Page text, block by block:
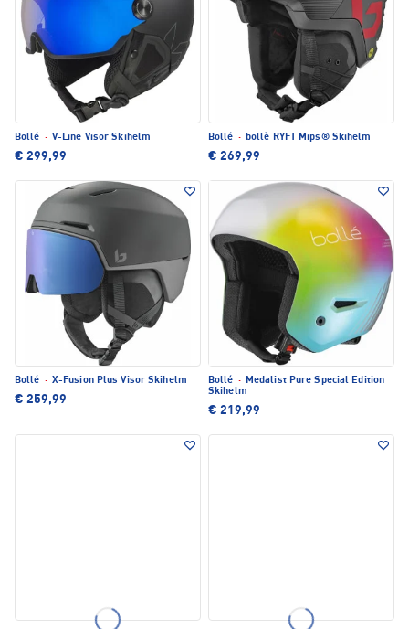
Bollé · V-Line Visor Skihelm
€ 299,99
Bollé · bollè RYFT Mips® Skihelm
€ 269,99
Bollé · X-Fusion Plus Visor Skihelm
€ 259,99
Bollé · Medalist Pure Special Edition
Skihelm
€ 219,99